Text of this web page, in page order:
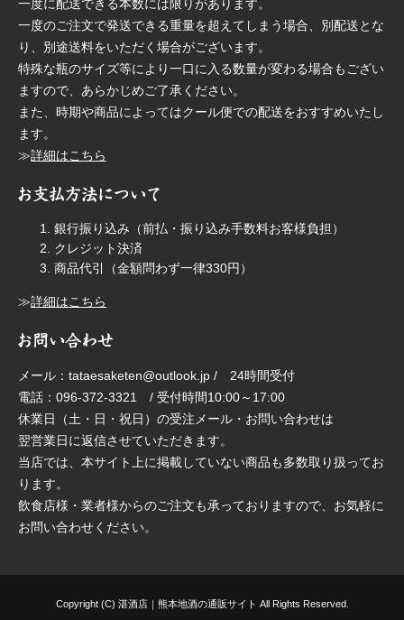
一度に配送できる本数には限りがあります。
一度のご注文で発送できる重量を超えてしまう場合、別配送とな
り、別途送料をいただく場合がございます。
特殊な瓶のサイズ等により一口に入る数量が変わる場合もござい
ますので、あらかじめご了承ください。
また、時期や商品によってはクール便での配送をおすすめいたし
ます。
≫詳細はこちら
銀行振り込み（前払・振り込み手数料お客様負担）
クレジット決済
商品代引（金額問わず一律330円）
≫詳細はこちら
メール：tataesaketen@outlook.jp / 24時間受付
電話：096-372-3321 / 受付時間10:00～17:00
休業日（土・日・祝日）の受注メール・お問い合わせは
翌営業日に返信させていただきます。
当店では、本サイト上に掲載していない商品も多数取り扱ってお
ります。
飲食店様・業者様からのご注文も承っておりますので、お気軽に
お問い合わせください。
Copyright (C) 湛酒店｜熊本地酒の通販サイト All Rights Reserved.